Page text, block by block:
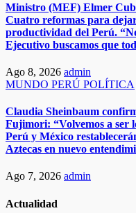
Ministro (MEF) Elmer
Cuatro reformas para
productividad del Perú.
Ejecutivo buscamos que
Ago 8, 2026 admin
MUNDO PERÚ POLÍTICA
​​Claudia Sheinbaum
Fujimori: “Volvemos a ser
Perú y México
Aztecas en nuevo
Ago 7, 2026 admin
Actualidad